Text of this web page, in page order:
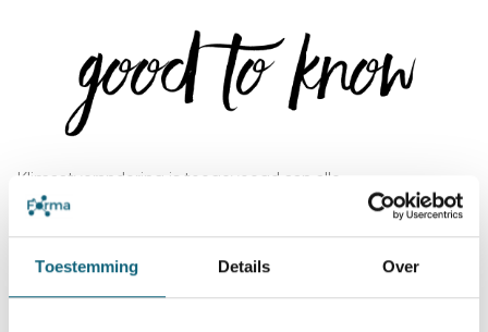
Toestemming Details Over
Klimaatverandering is toegevoegd aan alle
managementsysteem standaarden. Lees hier hoe je dit
toepast in uw managementsysteem.
read more